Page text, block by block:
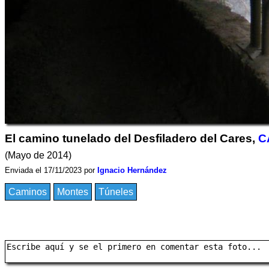
El camino tunelado del Desfiladero del Cares,
(Mayo de 2014)
Enviada el 17/11/2023 por Ignacio Hernández
Caminos Montes Túneles